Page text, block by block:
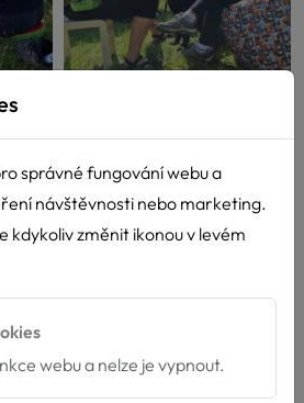
správné fungování webu a
návštěvnosti nebo marketing.
kdykoliv změnit ikonou v levém
webu a nelze je vypnout.